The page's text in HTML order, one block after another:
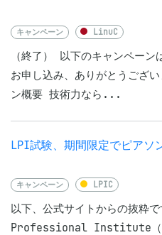
キャンペーン LinuC
（終了） 以下のキャンペー
お申し込み、ありがとうご
ン概要 技術力なら...
LPI試験、期間限定でピアソ
キャンペーン LPIC
以下、公式サイトからの抜
Professional Institute（